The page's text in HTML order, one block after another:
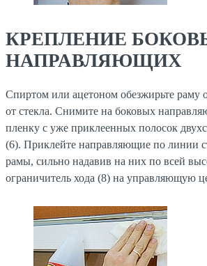
КРЕПЛЕНИЕ
НАПРАВЛЯЮЩИХ
Спиртом или ацетоном обезжирьте раму
от стекла. Снимите на боковых
пленку с уже приклеенных полосок
(6). Приклейте направляющие по линии
рамы, сильно надавив на них по всей
ограничитель хода (8) на управляющую